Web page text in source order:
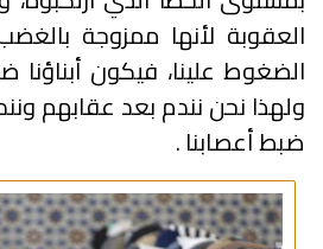
العقوبة لأنها ممزوجة
الضغوط علينا، فيكون أبناؤنا
ولهذا نحن نندم بعد عقابهم
ضبط أعصابنا .